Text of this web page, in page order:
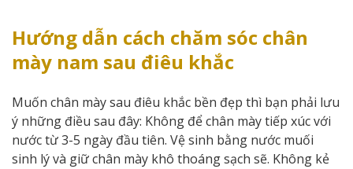
Hướng dẫn cách chăm sóc chân
mày nam sau điêu khắc
Muốn chân mày sau điêu khắc bền đẹp thì bạn phải lưu
ý những điều sau đây: Không để chân mày tiếp xúc với
nước từ 3-5 ngày đầu tiên. Vệ sinh bằng nước muối
sinh lý và giữ chân mày khô thoáng sạch sẽ. Không kẻ